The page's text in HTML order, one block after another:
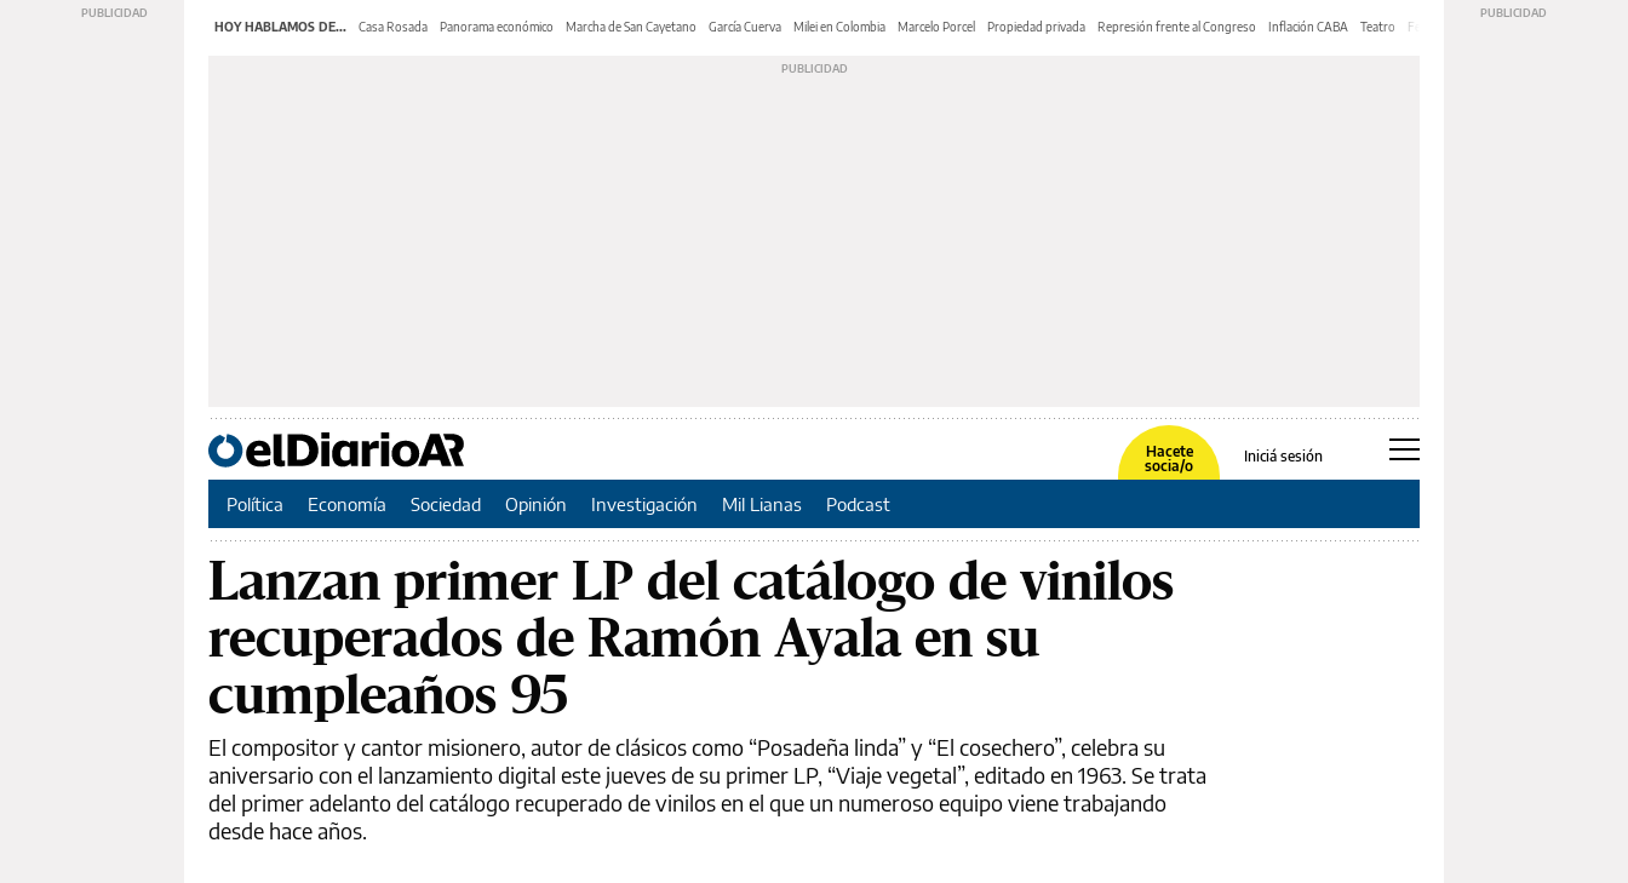
HOY HABLAMOS DE... Casa Rosada Panorama económico Marcha de San Cayetano García Cuerva Milei en Colombia Marcelo Porcel Propiedad privada Represión frente al Congreso Inflación CABA Teatro Feria de Editores
Hacete
socia/o
Iniciá sesión
Política Economía Sociedad Opinión Investigación Mil Lianas Podcast
Lanzan primer LP del catálogo de vinilos
recuperados de Ramón Ayala en su
cumpleaños 95
El compositor y cantor misionero, autor de clásicos como “Posadeña linda” y “El cosechero”, celebra su
aniversario con el lanzamiento digital este jueves de su primer LP, “Viaje vegetal”, editado en 1963. Se trata
del primer adelanto del catálogo recuperado de vinilos en el que un numeroso equipo viene trabajando
desde hace años.